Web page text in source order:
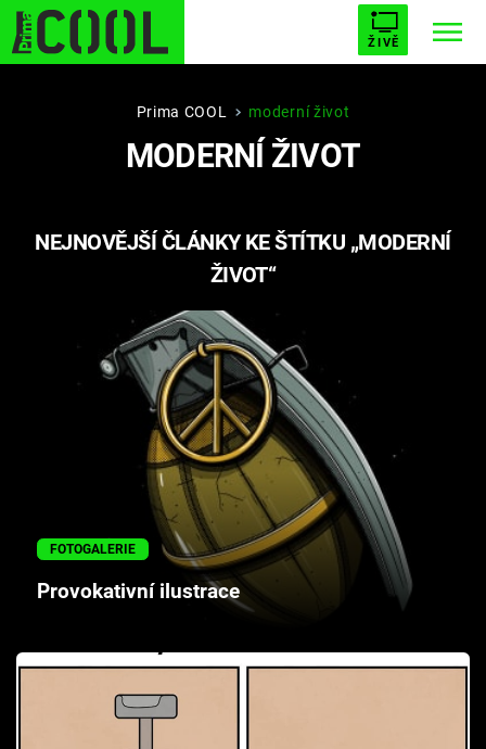
ŽIVĚ
STARHOUSE BUFFY, PŘEMOŽITELKA UPÍRŮ
PLNEJ KOTEL AVENGERS 5
Pořady
Sledujte prima+
Prima COOL moderní život
MODERNÍ ŽIVOT
NEJNOVĚJŠÍ ČLÁNKY KE ŠTÍTKU „MODERNÍ
ŽIVOT“
FOTOGALERIE
Provokativní ilustrace